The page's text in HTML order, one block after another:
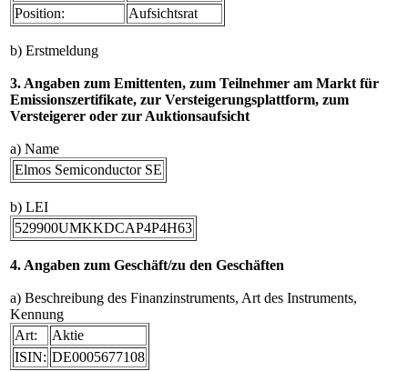
Position:
Aufsichtsrat
b) Erstmeldung
3. Angaben zum Emittenten, zum Teilnehmer am Markt für
Emissionszertifikate, zur Versteigerungsplattform, zum
Versteigerer oder zur Auktionsaufsicht
a) Name
Elmos Semiconductor SE
b) LEI
529900UMKKDCAP4P4H63
4. Angaben zum Geschäft/zu den Geschäften
a) Beschreibung des Finanzinstruments, Art des Instruments,
Kennung
Art:
Aktie
ISIN: DE0005677108